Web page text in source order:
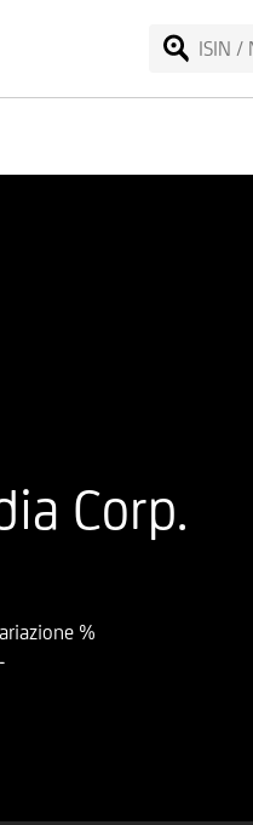
Corp.
%
-